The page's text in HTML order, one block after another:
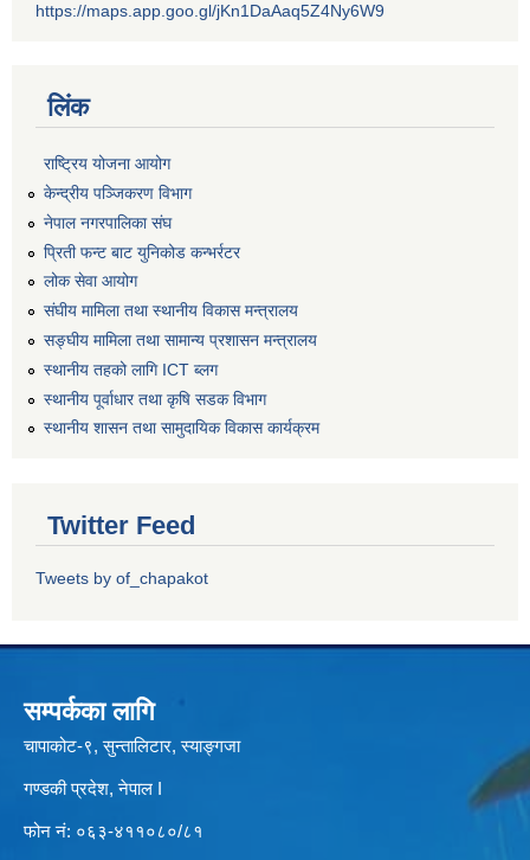
https://maps.app.goo.gl/jKn1DaAaq5Z4Ny6W9
लिंक
राष्ट्रिय योजना आयोग
केन्द्रीय पञ्जिकरण विभाग
नेपाल नगरपालिका संघ
प्रिती फन्ट बाट युनिकोड कन्भर्रटर
लोक सेवा आयोग
संघीय मामिला तथा स्थानीय विकास मन्त्रालय
सङ्घीय मामिला तथा सामान्य प्रशासन मन्त्रालय
स्थानीय तहको लागि ICT ब्लग
स्थानीय पूर्वाधार तथा कृषि सडक विभाग
स्थानीय शासन तथा सामुदायिक विकास कार्यक्रम
Twitter Feed
Tweets by of_chapakot
सम्पर्कका लागि
चापाकोट-९, सुन्तालिटार, स्याङ्गजा
गण्डकी प्रदेश, नेपाल I
फोन नं: ०६३-४११०८०/८१